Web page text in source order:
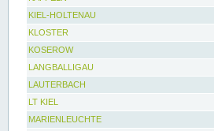
KIEL-HOLTENAU
KLOSTER
KOSEROW
LANGBALLIGAU
LAUTERBACH
LT KIEL
MARIENLEUCHTE